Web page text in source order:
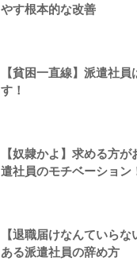
やす根本的な改善
【貧困一直線】派遣社員
す！
【奴隷かよ】求める方が
遣社員のモチベーション
【退職届けなんていらな
ある派遣社員の辞め方